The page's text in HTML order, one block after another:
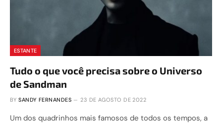
ESTANTE
Tudo o que você precisa sobre o Universo
de Sandman
BY SANDY FERNANDES 23 DE AGOSTO DE 2022
Um dos quadrinhos mais famosos de todos os tempos, a